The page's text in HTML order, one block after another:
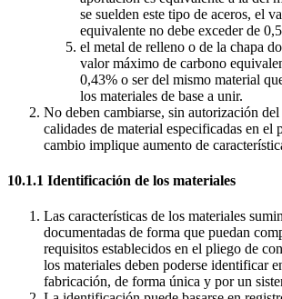
se suelden este tipo de aceros, el
equivalente no debe exceder de
el metal de relleno o de la chapa
valor máximo de carbono
0,43% o ser del mismo material
los materiales de base a unir.
No deben cambiarse, sin autorización
calidades de material especificadas en el
cambio implique aumento de
10.1.1 Identificación de los materiales
Las características de los materiales
documentadas de forma que puedan
requisitos establecidos en el pliego de
los materiales deben poderse identificar
fabricación, de forma única y por un